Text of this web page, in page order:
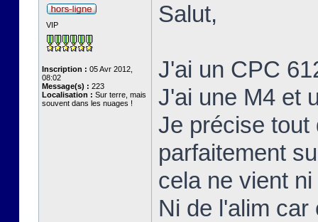
VIP
Inscription : 05 Avr 2012,
08:02
Message(s) : 223
Localisation : Sur terre, mais
souvent dans les nuages !
Salut,
J'ai un CPC
J'ai une M4 et
Je précise tout
parfaitement
cela ne vient
Ni de l'alim